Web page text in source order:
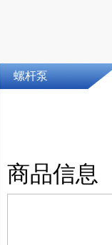
螺杆泵
商品信息